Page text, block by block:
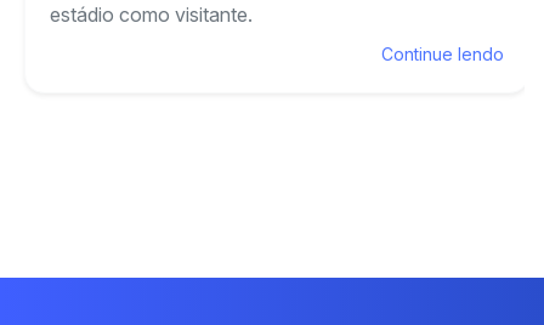
estádio como visitante.
Continue lendo